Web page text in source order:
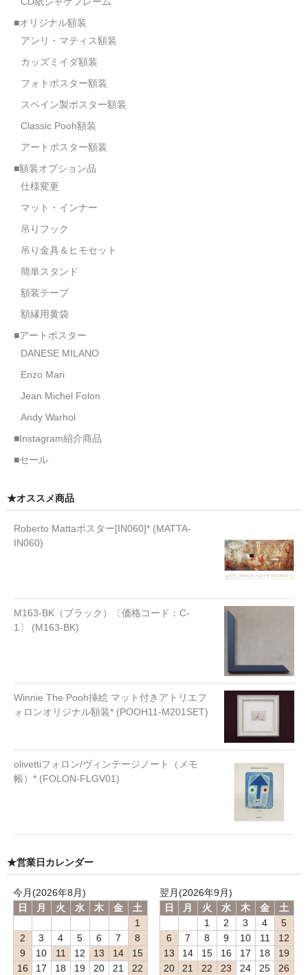
額装のご相談・注文方法
ショップ
■オリジナル額装
アンリ・マティス額装
カッズミイダ額装
フォトポスター額装
スペイン製ポスター額装
Classic Pooh額装
アートポスター額装
■額装オプション品
仕様変更
マット・インナー
吊りフック
吊り金具＆ヒモセット
簡単スタンド
額装テープ
額縁用黄袋
■アートポスター
DANESE MILANO
Enzo Mari
Jean Michel Folon
Andy Warhol
■Instagram紹介商品
■セール
★オススメ商品
Roberto Mattaポスター[IN060]* (MATTA-
IN060)
M163-BK（ブラック）〔価格コード：C-
1〕 (M163-BK)
Winnie The Pooh挿絵 マット付きアトリエフ
ォロンオリジナル額装* (POOH11-M201SET)
olivettiフォロン/ヴィンテージノート（メモ
帳）* (FOLON-FLGV01)
★営業日カレンダー
今月(2026年8月)
日
月 火 水 木 金
土
1
2
3 4 5 6 7
8
9
10 11 12 13 14
15
16
17 18 19 20 21
22
翌月(2026年9月)
日
月 火 水 木 金
土
1
2 3 4
5
6
7 8 9 10 11
12
13
14 15 16 17 18
19
20
21 22 23 24 25
26